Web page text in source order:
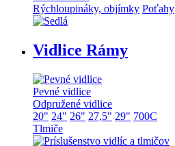
Rýchloupináky, objímky Poťahy
Vidlice Rámy
Pevné vidlice
Odpružené vidlice
20" 24" 26" 27,5" 29" 700C
Tlmiče